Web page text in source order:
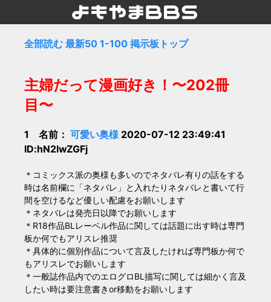
全部読む 最新50 1-100 掲示板トップ
主婦だって漫画好き！〜202冊
目〜
1 名前： 可愛い奥様2020-07-12 23:49:41
ID:hN2IwZGFj
＊コミックス派の奥様も多いのでネタバレ有りの話をする
時は名前欄に「ネタバレ」と入れたりネタバレと書いて行
間を空けるなど優しい配慮をお願いします
＊ネタバレは発売日以降でお願いします
＊R18作品BLレーベル作品に関しては話題に出す時は専門
板か何でもアリスレ推奨
＊具体的に個別作品について言及したければ専門板か何で
もアリスレでお願いします
＊一般誌作品内でのエログロBL描写に関しては細かく言及
したい時は要注意書きor移動をお願いします